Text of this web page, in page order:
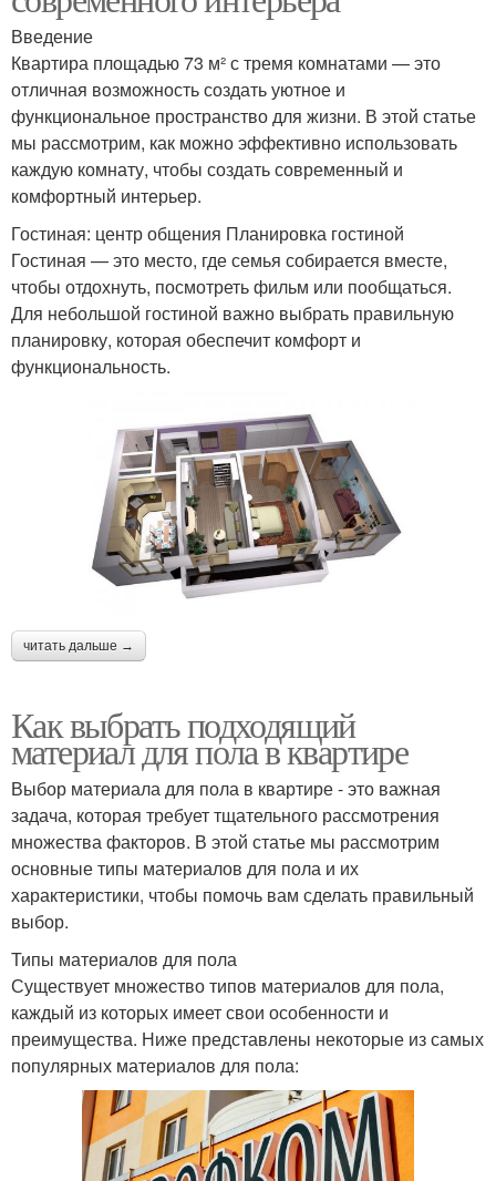
Введение
Квартира площадью 73 м² с тремя комнатами — это
отличная возможность создать уютное и
функциональное пространство для жизни. В этой статье
мы рассмотрим, как можно эффективно использовать
каждую комнату, чтобы создать современный и
комфортный интерьер.
Гостиная: центр общения Планировка гостиной
Гостиная — это место, где семья собирается вместе,
чтобы отдохнуть, посмотреть фильм или пообщаться.
Для небольшой гостиной важно выбрать правильную
планировку, которая обеспечит комфорт и
функциональность.
читать дальше →
Как выбрать подходящий
материал для пола в квартире
Выбор материала для пола в квартире - это важная
задача, которая требует тщательного рассмотрения
множества факторов. В этой статье мы рассмотрим
основные типы материалов для пола и их
характеристики, чтобы помочь вам сделать правильный
выбор.
Типы материалов для пола
Существует множество типов материалов для пола,
каждый из которых имеет свои особенности и
преимущества. Ниже представлены некоторые из самых
популярных материалов для пола: